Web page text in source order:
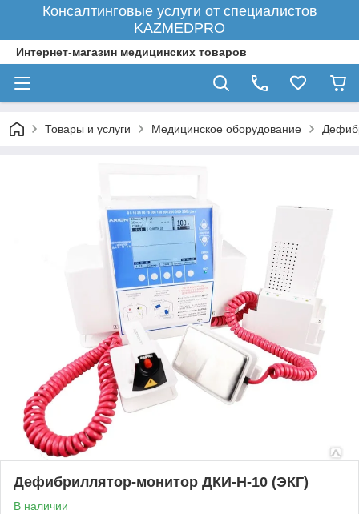
Консалтинговые услуги от специалистов
KAZMEDPRO
Интернет-магазин медицинских товаров
Товары и услуги Медицинское оборудование
Дефибриллятор-монитор ДКИ-Н-10 (ЭКГ)
В наличии